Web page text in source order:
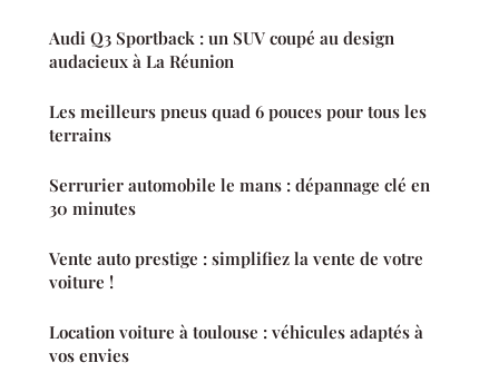
Audi Q3 Sportback : un SUV coupé au design
audacieux à La Réunion
Les meilleurs pneus quad 6 pouces pour tous les
terrains
Serrurier automobile le mans : dépannage clé en
30 minutes
Vente auto prestige : simplifiez la vente de votre
voiture !
Location voiture à toulouse : véhicules adaptés à
vos envies